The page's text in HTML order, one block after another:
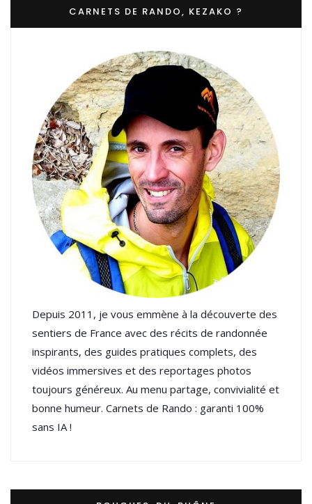
CARNETS DE RANDO, KEZAKO ?
Depuis 2011, je vous emmène à la découverte des
sentiers de France avec des récits de randonnée
inspirants, des guides pratiques complets, des
vidéos immersives et des reportages photos
toujours généreux. Au menu partage, convivialité et
bonne humeur. Carnets de Rando : garanti 100%
sans IA !